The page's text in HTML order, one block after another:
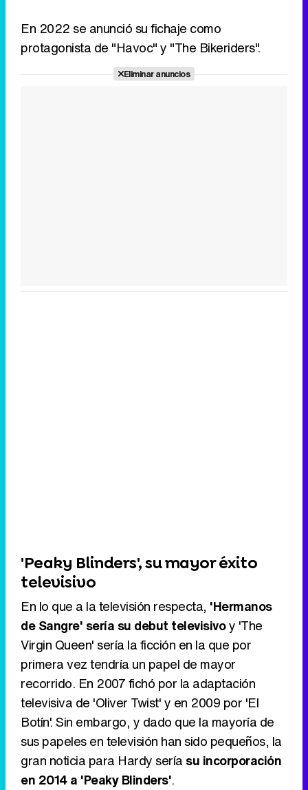
En 2022 se anunció su fichaje como
protagonista de "Havoc" y "The Bikeriders".
Eliminar anuncios
'Peaky Blinders', su mayor éxito
televisivo
En lo que a la televisión respecta, 'Hermanos
de Sangre' sería su debut televisivoy 'The
Virgin Queen' sería la ficción en la que por
primera vez tendría un papel de mayor
recorrido. En 2007 fichó por la adaptación
televisiva de 'Oliver Twist' y en 2009 por 'El
Botín'. Sin embargo, y dado que la mayoría de
sus papeles en televisión han sido pequeños, la
gran noticia para Hardy sería su incorporación
en 2014 a 'Peaky Blinders'.